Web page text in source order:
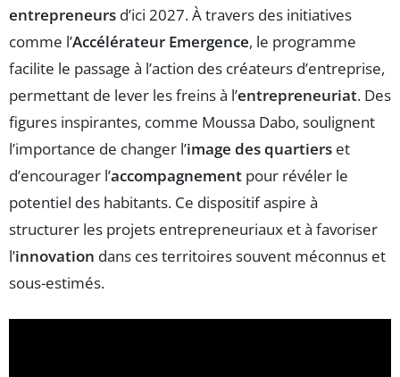
entrepreneurs d’ici 2027. À travers des initiatives
comme l’Accélérateur Emergence, le programme
facilite le passage à l’action des créateurs d’entreprise,
permettant de lever les freins à l’entrepreneuriat. Des
figures inspirantes, comme Moussa Dabo, soulignent
l’importance de changer l’image des quartiers et
d’encourager l’accompagnement pour révéler le
potentiel des habitants. Ce dispositif aspire à
structurer les projets entrepreneuriaux et à favoriser
l’innovation dans ces territoires souvent méconnus et
sous-estimés.